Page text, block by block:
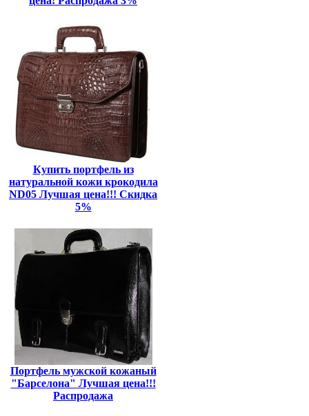
Купить портфель из
натуральной кожи крокодила
ND05 Лучшая цена!!! Скидка
5%
Портфель мужской кожаный
"Барселона" Лучшая цена!!!
Распродажа